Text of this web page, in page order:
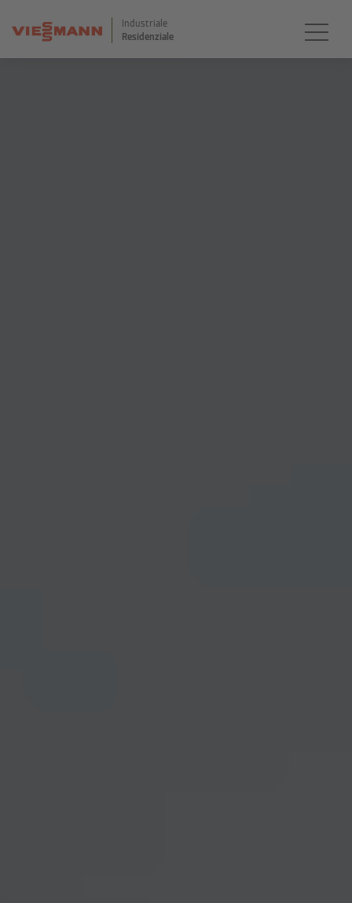
Industriale
Residenziale